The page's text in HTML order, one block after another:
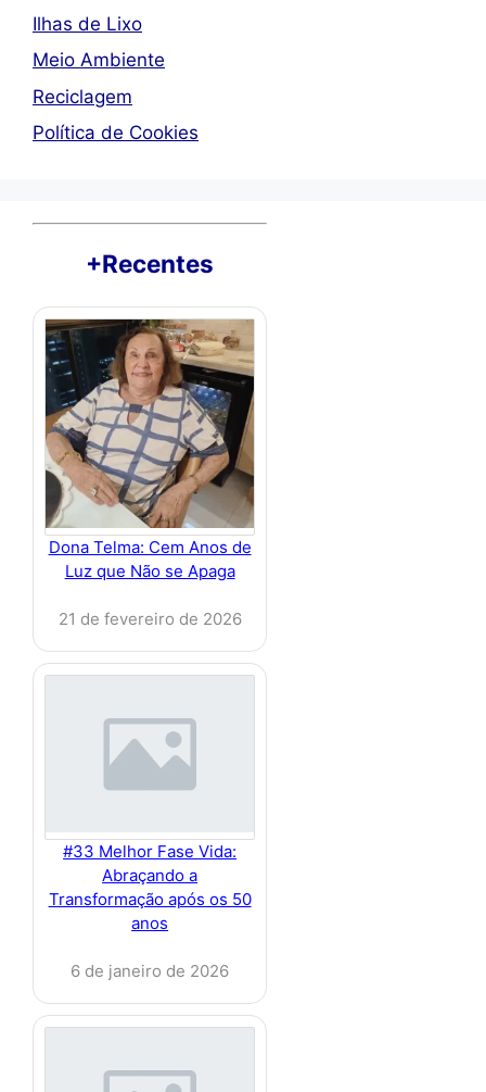
Ilhas de Lixo
Meio Ambiente
Reciclagem
Política de Cookies
+Recentes
Dona Telma: Cem Anos de
Luz que Não se Apaga
21 de fevereiro de 2026
#33 Melhor Fase Vida:
Abraçando a
Transformação após os 50
anos
6 de janeiro de 2026